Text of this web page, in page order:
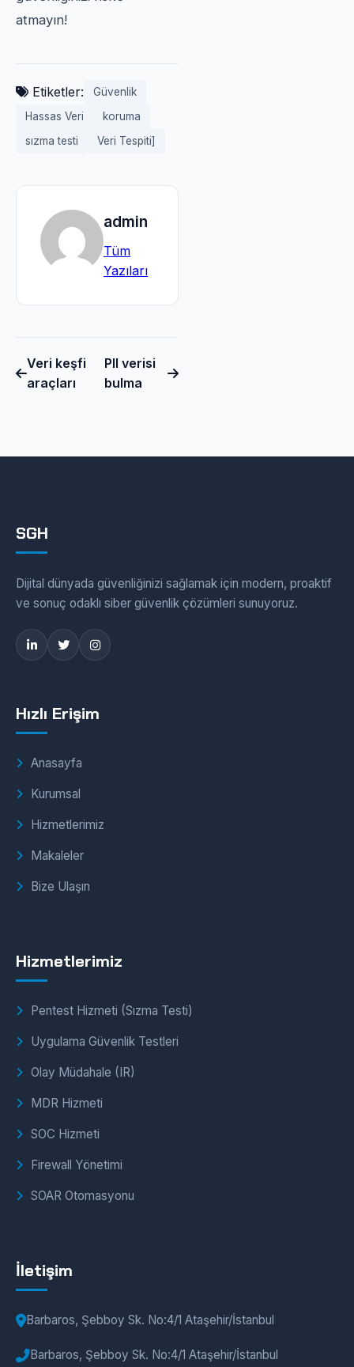
atmayın!
Etiketler:
Güvenlik
Hassas Veri
koruma
sızma testi
Veri Tespiti]
admin
Tüm
Yazıları
Veri keşfi
araçları
PII verisi
bulma
SGH
Dijital dünyada güvenliğinizi sağlamak için modern, proaktif
ve sonuç odaklı siber güvenlik çözümleri sunuyoruz.
Hızlı Erişim
Anasayfa
Kurumsal
Hizmetlerimiz
Makaleler
Bize Ulaşın
Hizmetlerimiz
Pentest Hizmeti (Sızma Testi)
Uygulama Güvenlik Testleri
Olay Müdahale (IR)
MDR Hizmeti
SOC Hizmeti
Firewall Yönetimi
SOAR Otomasyonu
İletişim
Barbaros, Şebboy Sk. No:4/1 Ataşehir/İstanbul
Barbaros, Şebboy Sk. No:4/1 Ataşehir/İstanbul